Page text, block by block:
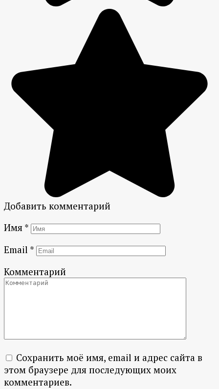
Добавить комментарий
Имя *
Email *
Комментарий
Сохранить моё имя, email и адрес сайта в
этом браузере для последующих моих
комментариев.